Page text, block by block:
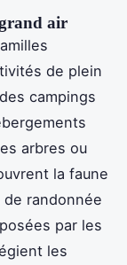
air
de plein
campings
arbres ou
la faune
randonnée
par les
les